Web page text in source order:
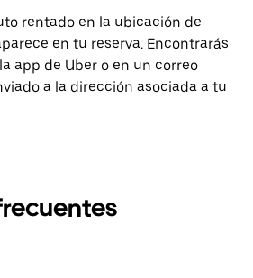
rentado en la ubicación de
en tu reserva. Encontrarás
app de Uber o en un correo
a la dirección asociada a tu